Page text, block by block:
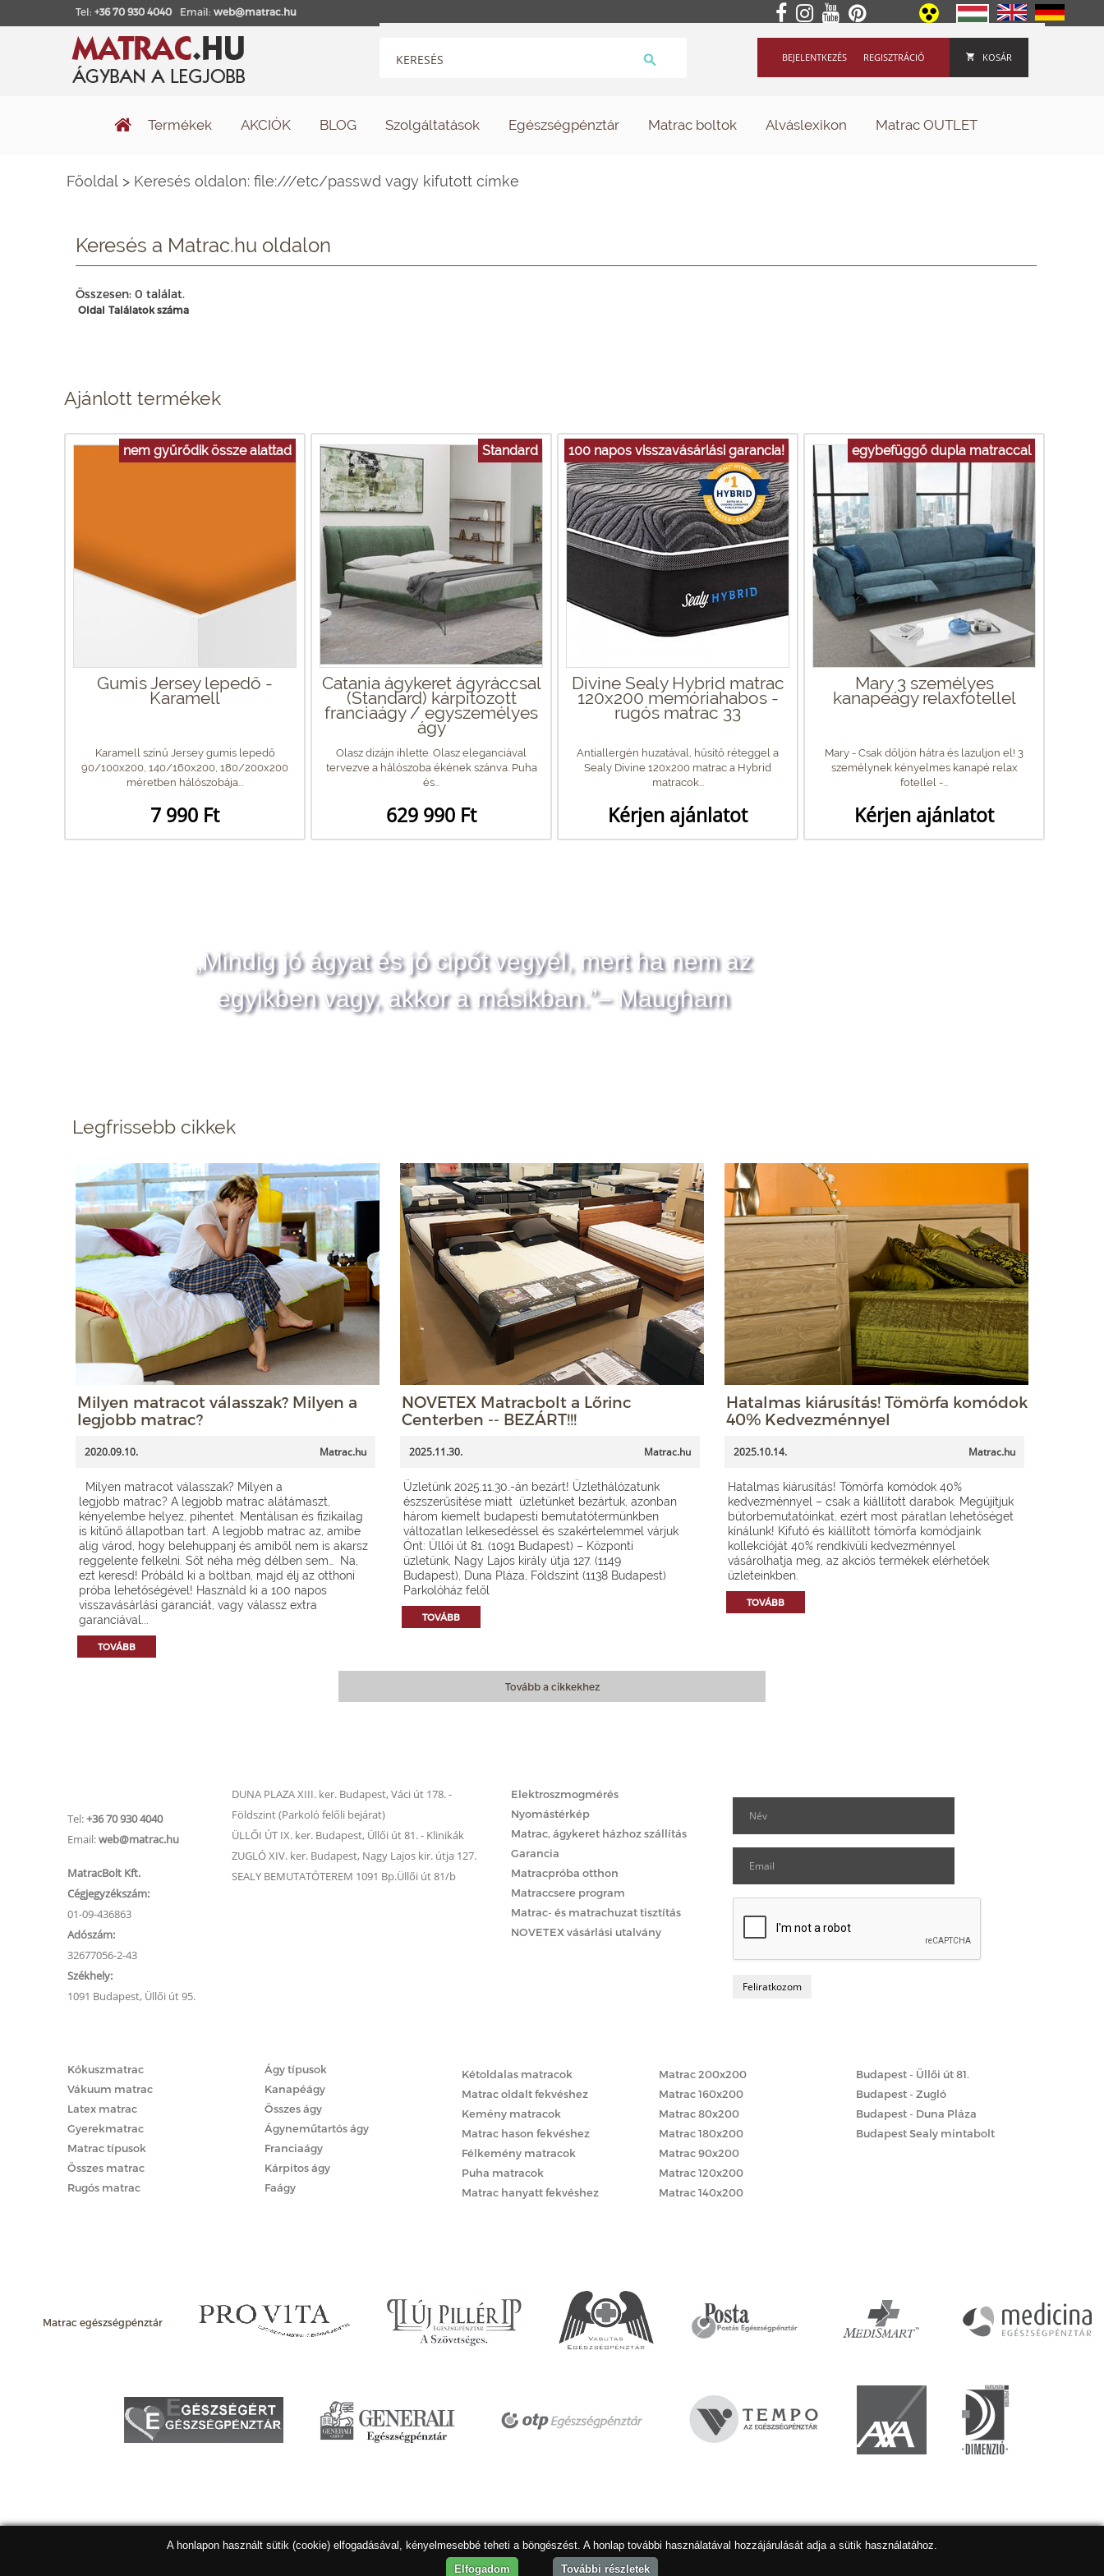
Tel: +36 70 930 4040 Email: web@matrac.hu
KOSÁR
REGISZTRÁCIÓ
BEJELENTKEZÉS
Termékek AKCIÓK BLOG Szolgáltatások Egészségpénztár Matrac boltok Alváslexikon Matrac OUTLET
Főoldal > Keresés oldalon: file:///etc/passwd vagy kifutott címke
Keresés a Matrac.hu oldalon
Összesen: 0 találat.
Oldal Találatok száma
Ajánlott termékek
nem gyűrődik össze alattad
Gumis Jersey lepedő -
Karamell
Karamell színű Jersey gumis lepedő
90/100x200, 140/160x200, 180/200x200
méretben hálószobája...
7 990 Ft
Standard
Catania ágykeret ágyráccsal
(Standard) kárpitozott
franciaágy / egyszemélyes
ágy
Olasz dizájn ihlette. Olasz eleganciával
tervezve a hálószoba ékének szánva. Puha
és...
629 990 Ft
100 napos visszavásárlási garancia!
Divine Sealy Hybrid matrac
120x200 memóriahabos -
rugós matrac 33
Antiallergén huzatával, hűsítő réteggel a
Sealy Divine 120x200 matrac a Hybrid
matracok...
Kérjen ajánlatot
egybefüggő dupla matraccal
Mary 3 személyes
kanapéágy relaxfotellel
Mary - Csak dőljön hátra és lazuljon el! 3
személynek kényelmes kanapé relax
fotellel -...
Kérjen ajánlatot
„Mindig jó ágyat és jó cipőt vegyél, mert ha nem az
egyikben vagy, akkor a másikban.”– Maugham
Legfrissebb cikkek
Milyen matracot válasszak? Milyen a
legjobb matrac?
2020.09.10. Matrac.hu
Milyen matracot válasszak? Milyen a
legjobb matrac? A legjobb matrac alátámaszt,
kényelembe helyez, pihentet. Mentálisan és fizikailag
is kitűnő állapotban tart. A legjobb matrac az, amibe
alig várod, hogy belehuppanj és amiből nem is akarsz
reggelente felkelni. Sőt néha még délben sem… Na,
ezt keresd! Próbáld ki a boltban, majd élj az otthoni
próba lehetőségével! Használd ki a 100 napos
visszavásárlási garanciát, vagy válassz extra
garanciával...
TOVÁBB
NOVETEX Matracbolt a Lőrinc
Centerben -- BEZÁRT!!!
2025.11.30. Matrac.hu
Üzletünk 2025.11.30.-án bezárt! Üzlethálózatunk
észszerűsítése miatt üzletünket bezártuk, azonban
három kiemelt budapesti bemutatótermünkben
változatlan lelkesedéssel és szakértelemmel várjuk
Önt: Üllői út 81. (1091 Budapest) – Központi
üzletünk, Nagy Lajos király útja 127. (1149
Budapest), Duna Pláza, Földszint (1138 Budapest)
Parkolóház felől
TOVÁBB
Hatalmas kiárusítás! Tömörfa komódok
40% Kedvezménnyel
2025.10.14. Matrac.hu
Hatalmas kiárusítás! Tömörfa komódok 40%
kedvezménnyel – csak a kiállított darabok. Megújítjuk
bútorbemutatóinkat, ezért most páratlan lehetőséget
kínálunk! Kifutó és kiállított tömörfa komódjaink
kollekcióját 40% rendkívüli kedvezménnyel
vásárolhatja meg, az akciós termékek elérhetőek
üzleteinkben.
TOVÁBB
Tovább a cikkekhez
Tel:+36 70 930 4040
Email:web@matrac.hu
MatracBolt Kft.
Cégjegyzékszám:
01-09-436863
Adószám:
32677056-2-43
Székhely:
1091 Budapest, Üllői út 95.
DUNA PLAZA XIII. ker. Budapest, Váci út 178. -
Földszint (Parkoló felőli bejárat)
ÜLLŐI ÚT IX. ker. Budapest, Üllői út 81. - Klinikák
ZUGLÓ XIV. ker. Budapest, Nagy Lajos kir. útja 127.
SEALY BEMUTATÓTEREM 1091 Bp.Üllői út 81/b
Elektroszmogmérés
Nyomástérkép
Matrac, ágykeret házhoz szállítás
Garancia
Matracpróba otthon
Matraccsere program
Matrac- és matrachuzat tisztítás
NOVETEX vásárlási utalvány
Kókuszmatrac
Vákuum matrac
Latex matrac
Gyerekmatrac
Matrac típusok
Összes matrac
Rugós matrac
Ágy típusok
Kanapéágy
Összes ágy
Ágyneműtartós ágy
Franciaágy
Kárpitos ágy
Faágy
Kétoldalas matracok
Matrac oldalt fekvéshez
Kemény matracok
Matrac hason fekvéshez
Félkemény matracok
Puha matracok
Matrac hanyatt fekvéshez
Matrac 200x200
Matrac 160x200
Matrac 80x200
Matrac 180x200
Matrac 90x200
Matrac 120x200
Matrac 140x200
Budapest - Üllői út 81.
Budapest - Zugló
Budapest - Duna Pláza
Budapest Sealy mintabolt
Matrac egészségpénztár
A honlapon használt sütik (cookie) elfogadásával, kényelmesebbé teheti a böngészést. A honlap további használatával hozzájárulását adja a sütik használatához.
Elfogadom
További részletek